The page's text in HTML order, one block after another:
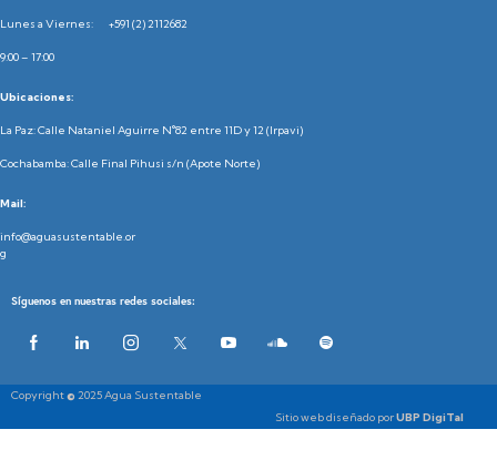
Lunes a Viernes:
9:00 – 17:00
+591 (2) 2112682
Ubicaciones:
La Paz: Calle Nataniel Aguirre N°82 entre 11D y 12 (Irpavi)
Cochabamba: Calle Final Pihusi s/n (Apote Norte)
Mail:
info@aguasustentable.or
g
Síguenos en nuestras redes sociales:
Copyright© 2025 Agua Sustentable
Sitio web diseñado porUBP DigiTal